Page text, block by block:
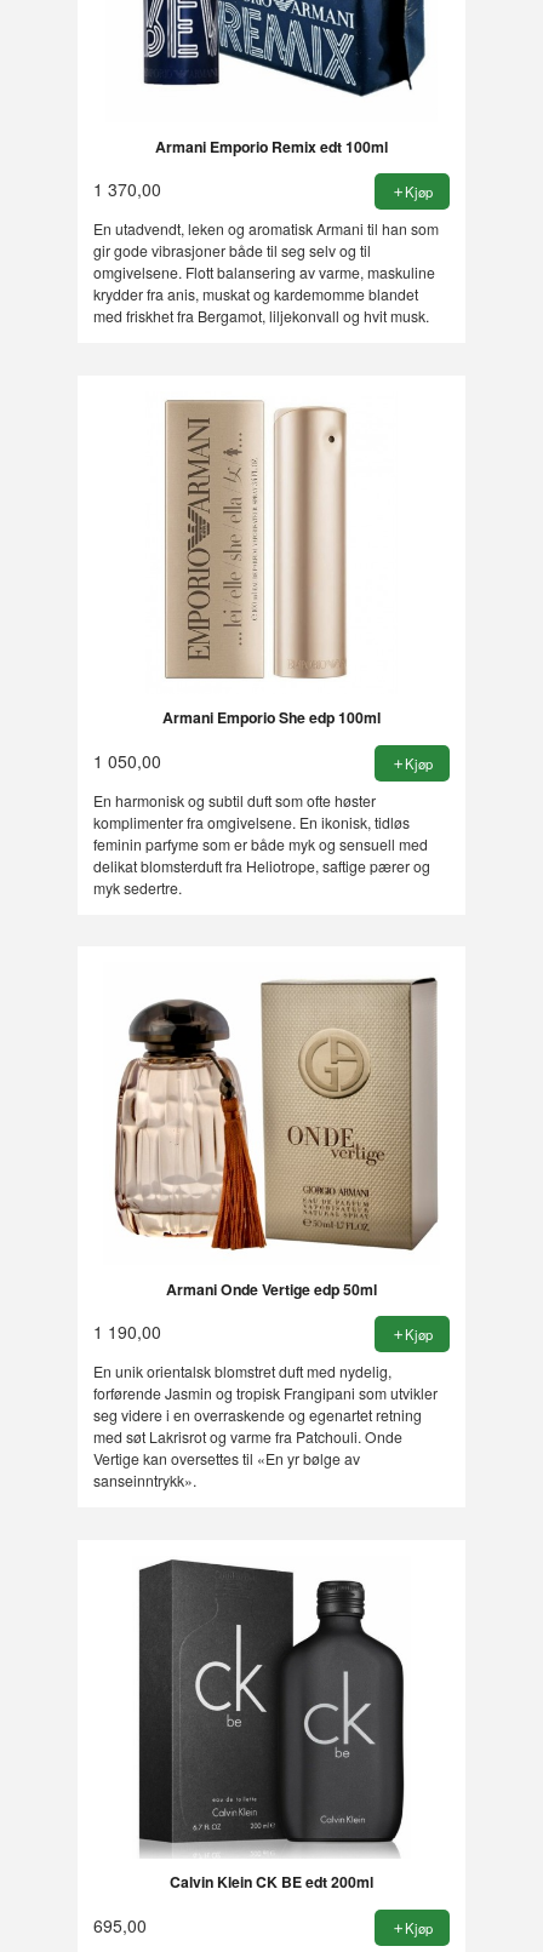
Armani Emporio Remix edt 100ml
1 370,00 Kjøp
En utadvendt, leken og aromatisk Armani til han som
gir gode vibrasjoner både til seg selv og til
omgivelsene. Flott balansering av varme, maskuline
krydder fra anis, muskat og kardemomme blandet
med friskhet fra Bergamot, liljekonvall og hvit musk.
Armani Emporio She edp 100ml
1 050,00 Kjøp
En harmonisk og subtil duft som ofte høster
komplimenter fra omgivelsene. En ikonisk, tidløs
feminin parfyme som er både myk og sensuell med
delikat blomsterduft fra Heliotrope, saftige pærer og
myk sedertre.
Armani Onde Vertige edp 50ml
1 190,00 Kjøp
En unik orientalsk blomstret duft med nydelig,
forførende Jasmin og tropisk Frangipani som utvikler
seg videre i en overraskende og egenartet retning
med søt Lakrisrot og varme fra Patchouli. Onde
Vertige kan oversettes til «En yr bølge av
sanseinntrykk».
Calvin Klein CK BE edt 200ml
695,00 Kjøp